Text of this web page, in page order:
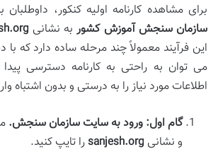
برای مشاهده کارنامه اولیه کنکور، داوطلبان
سازمان سنجش آموزش کشوربه نشانی
این فرآیند معمولاً چند مرحله ساده دارد که
می توان به راحتی به کارنامه دسترسی
اطلاعات مورد نیاز را به درستی و بدون اشتباه
گام اول: ورود به سایت سازمان سنجش.
و نشانی sanjesh.orgرا تایپ کنید.